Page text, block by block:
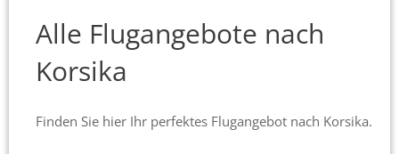
Alle Flugangebote nach
Korsika
Finden Sie hier Ihr perfektes Flugangebot nach Korsika.